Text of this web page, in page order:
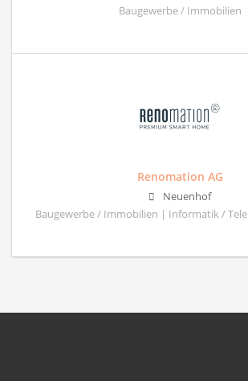
Baugewerbe / Immobilien
Renomation AG
Neuenhof
Baugewerbe / Immobilien | Informatik /